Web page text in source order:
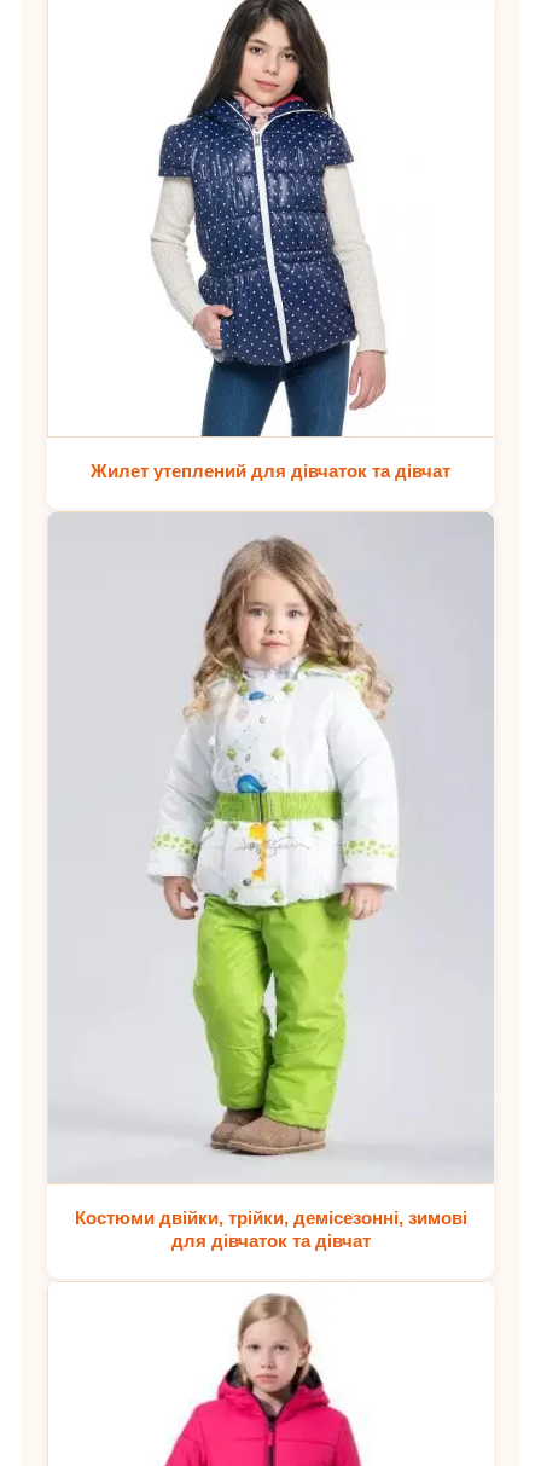
Жилет утеплений для дівчаток та дівчат
Костюми двійки, трійки, демісезонні, зимові
для дівчаток та дівчат